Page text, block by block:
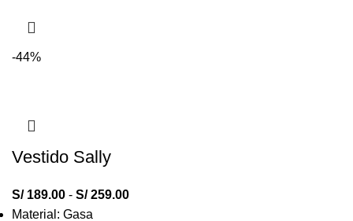
-44%
Vestido Sally
S/189.00 - S/259.00
Material: Gasa